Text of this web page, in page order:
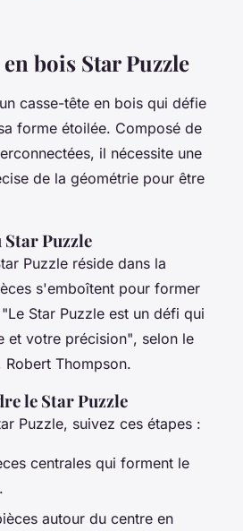
bois Star Puzzle
casse-tête en bois qui défie
forme étoilée. Composé de
il nécessite une
de la géométrie pour être
Puzzle
Puzzle réside dans la
s'emboîtent pour former
"Le Star Puzzle est un défi qui
et votre précision", selon le
Thompson.
le Star Puzzle
Puzzle, suivez ces étapes :
centrales qui forment le
autour du centre en